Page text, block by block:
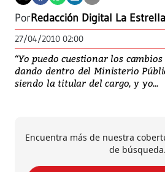
PorRedacción Digital La Estrella
27/04/2010 02:00
“Yo puedo cuestionar los
dando dentro del Ministerio
siendo la titular del cargo, y yo...
Encuentra más de nuestra
de búsqueda.